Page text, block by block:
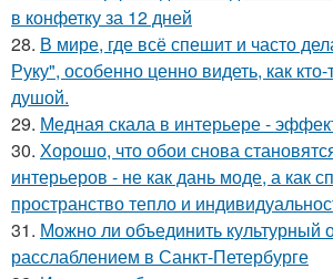
в конфетку за 12 дней
28. В мире, где всё спешит и часто
Руку", особенно ценно видеть, как кто-
душой.
29. Медная скала в интерьере -
30. Хорошо, что обои снова
интерьеров - не как дань моде, а как
пространство тепло и
31. Можно ли объединить культурный
расслаблением в Санкт-Петербурге